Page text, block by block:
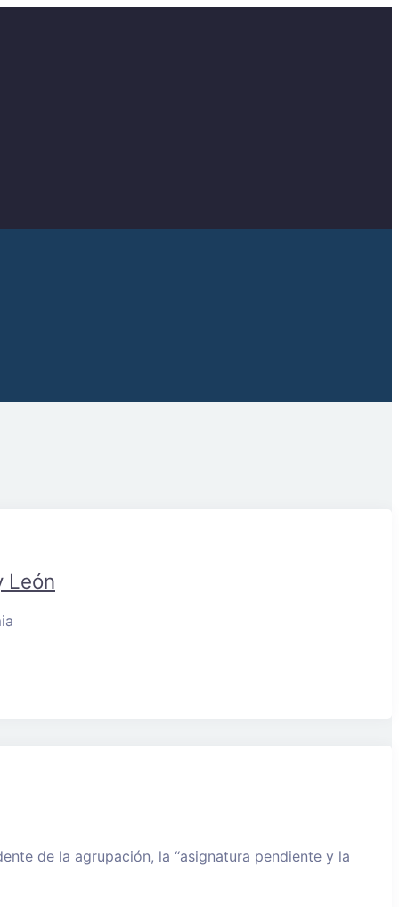
León
de la agrupación, la “asignatura pendiente y la